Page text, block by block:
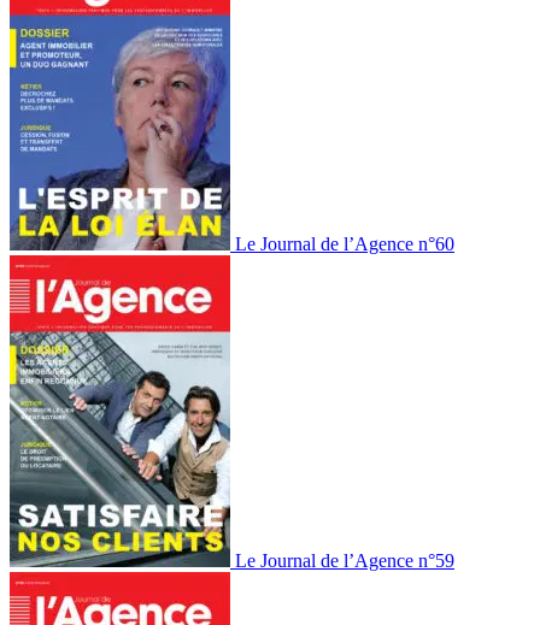
Le Journal de l’Agence n°60
Le Journal de l’Agence n°59